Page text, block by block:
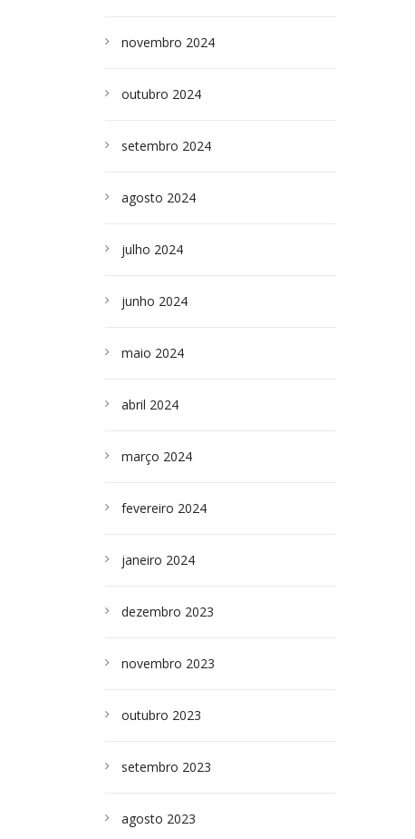
novembro 2024
outubro 2024
setembro 2024
agosto 2024
julho 2024
junho 2024
maio 2024
abril 2024
março 2024
fevereiro 2024
janeiro 2024
dezembro 2023
novembro 2023
outubro 2023
setembro 2023
agosto 2023